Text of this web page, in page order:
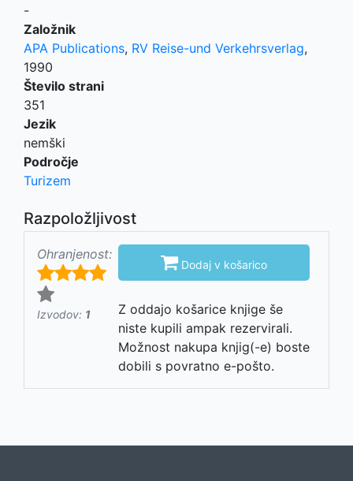
-
Založnik
APA Publications, RV Reise-und Verkehrsverlag,
1990
Število strani
351
Jezik
nemški
Področje
Turizem
Razpoložljivost
Ohranjenost:
Izvodov: 1
 Dodaj v košarico
Z oddajo košarice knjige še
niste kupili ampak rezervirali.
Možnost nakupa knjig(-e) boste
dobili s povratno e-pošto.